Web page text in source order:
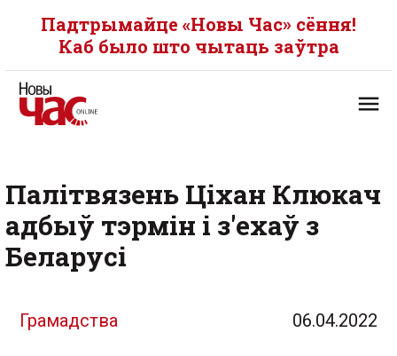
Падтрымайце «Новы Час» сёння!
Каб было што чытаць заўтра
Палітвязень Ціхан Клюкач
адбыў тэрмін і з'ехаў з
Беларусі
Грамадства 06.04.2022